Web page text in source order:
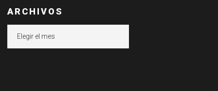
ARCHIVOS